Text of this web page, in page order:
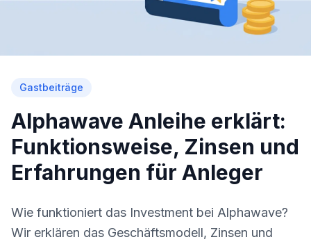
Gastbeiträge
Alphawave Anleihe erklärt:
Funktionsweise, Zinsen und
Erfahrungen für Anleger
Wie funktioniert das Investment bei Alphawave?
Wir erklären das Geschäftsmodell, Zinsen und